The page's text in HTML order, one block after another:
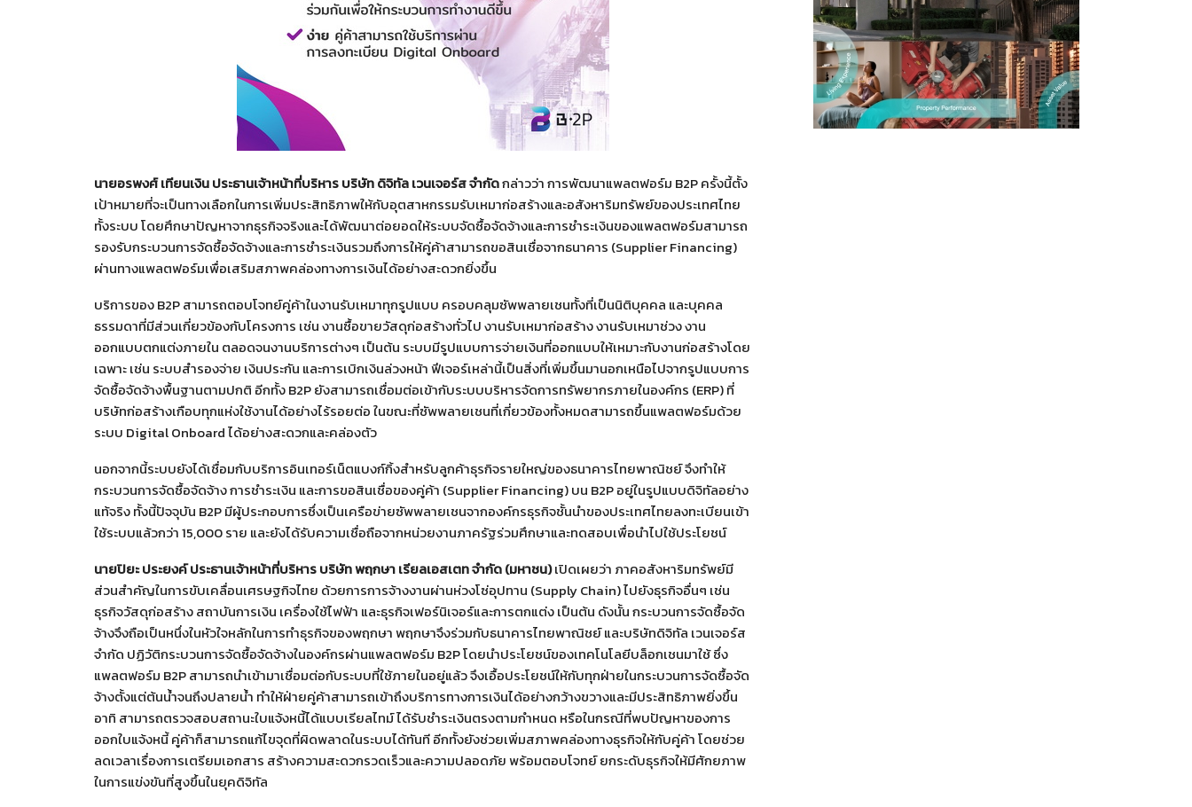
นายอรพงศ์ เทียนเงิน ประธานเจ้าหน้าที่บริหาร บริษัท ดิจิทัล เวนเจอร์ส จำกัดกล่าวว่า การพัฒนาแพลตฟอร์ม B2P ครั้งนี้ตั้ง
เป้าหมายที่จะเป็นทางเลือกในการเพิ่มประสิทธิภาพให้กับอุตสาหกรรมรับเหมาก่อสร้างและอสังหาริมทรัพย์ของประเทศไทย
ทั้งระบบ โดยศึกษาปัญหาจากธุรกิจจริงและได้พัฒนาต่อยอดให้ระบบจัดซื้อจัดจ้างและการชำระเงินของแพลตฟอร์มสามารถ
รองรับกระบวนการจัดซื้อจัดจ้างและการชำระเงินรวมถึงการให้คู่ค้าสามารถขอสินเชื่อจากธนาคาร (Supplier Financing)
ผ่านทางแพลตฟอร์มเพื่อเสริมสภาพคล่องทางการเงินได้อย่างสะดวกยิ่งขึ้น
บริการของ B2P สามารถตอบโจทย์คู่ค้าในงานรับเหมาทุกรูปแบบ ครอบคลุมซัพพลายเชนทั้งที่เป็นนิติบุคคล และบุคคล
ธรรมดาที่มีส่วนเกี่ยวข้องกับโครงการ เช่น งานซื้อขายวัสดุก่อสร้างทั่วไป งานรับเหมาก่อสร้าง งานรับเหมาช่วง งาน
ออกแบบตกแต่งภายใน ตลอดจนงานบริการต่างๆ เป็นต้น ระบบมีรูปแบบการจ่ายเงินที่ออกแบบให้เหมาะกับงานก่อสร้างโดย
เฉพาะ เช่น ระบบสำรองจ่าย เงินประกัน และการเบิกเงินล่วงหน้า ฟีเจอร์เหล่านี้เป็นสิ่งที่เพิ่มขึ้นมานอกเหนือไปจากรูปแบบการ
จัดซื้อจัดจ้างพื้นฐานตามปกติ อีกทั้ง B2P ยังสามารถเชื่อมต่อเข้ากับระบบบริหารจัดการทรัพยากรภายในองค์กร (ERP) ที่
บริษัทก่อสร้างเกือบทุกแห่งใช้งานได้อย่างไร้รอยต่อ ในขณะที่ซัพพลายเชนที่เกี่ยวข้องทั้งหมดสามารถขึ้นแพลตฟอร์มด้วย
ระบบ Digital Onboard ได้อย่างสะดวกและคล่องตัว
นอกจากนี้ระบบยังได้เชื่อมกับบริการอินเทอร์เน็ตแบงก์กิ้งสำหรับลูกค้าธุรกิจรายใหญ่ของธนาคารไทยพาณิชย์ จึงทำให้
กระบวนการจัดซื้อจัดจ้าง การชำระเงิน และการขอสินเชื่อของคู่ค้า (Supplier Financing) บน B2P อยู่ในรูปแบบดิจิทัลอย่าง
แท้จริง ทั้งนี้ปัจจุบัน B2P มีผู้ประกอบการซึ่งเป็นเครือข่ายซัพพลายเชนจากองค์กรธุรกิจชั้นนำของประเทศไทยลงทะเบียนเข้า
ใช้ระบบแล้วกว่า 15,000 ราย และยังได้รับความเชื่อถือจากหน่วยงานภาครัฐร่วมศึกษาและทดสอบเพื่อนำไปใช้ประโยชน์
นายปิยะ ประยงค์ ประธานเจ้าหน้าที่บริหาร บริษัท พฤกษา เรียลเอสเตท จำกัด (มหาชน)เปิดเผยว่า ภาคอสังหาริมทรัพย์มี
ส่วนสำคัญในการขับเคลื่อนเศรษฐกิจไทย ด้วยการการจ้างงานผ่านห่วงโซ่อุปทาน (Supply Chain) ไปยังธุรกิจอื่นๆ เช่น
ธุรกิจวัสดุก่อสร้าง สถาบันการเงิน เครื่องใช้ไฟฟ้า และธุรกิจเฟอร์นิเจอร์และการตกแต่ง เป็นต้น ดังนั้น กระบวนการจัดซื้อจัด
จ้างจึงถือเป็นหนึ่งในหัวใจหลักในการทำธุรกิจของพฤกษา พฤกษาจึงร่วมกับธนาคารไทยพาณิชย์ และบริษัทดิจิทัล เวนเจอร์ส
จำกัด ปฏิวัติกระบวนการจัดซื้อจัดจ้างในองค์กรผ่านแพลตฟอร์ม B2P โดยนำประโยชน์ของเทคโนโลยีบล็อกเชนมาใช้ ซึ่ง
แพลตฟอร์ม B2P สามารถนำเข้ามาเชื่อมต่อกับระบบที่ใช้ภายในอยู่แล้ว จึงเอื้อประโยชน์ให้กับทุกฝ่ายในกระบวนการจัดซื้อจัด
จ้างตั้งแต่ต้นน้ำจนถึงปลายน้ำ ทำให้ฝ่ายคู่ค้าสามารถเข้าถึงบริการทางการเงินได้อย่างกว้างขวางและมีประสิทธิภาพยิ่งขึ้น
อาทิ สามารถตรวจสอบสถานะใบแจ้งหนี้ได้แบบเรียลไทม์ ได้รับชำระเงินตรงตามกำหนด หรือในกรณีที่พบปัญหาของการ
ออกใบแจ้งหนี้ คู่ค้าก็สามารถแก้ไขจุดที่ผิดพลาดในระบบได้ทันที อีกทั้งยังช่วยเพิ่มสภาพคล่องทางธุรกิจให้กับคู่ค้า โดยช่วย
ลดเวลาเรื่องการเตรียมเอกสาร สร้างความสะดวกรวดเร็วและความปลอดภัย พร้อมตอบโจทย์ ยกระดับธุรกิจให้มีศักยภาพ
ในการแข่งขันที่สูงขึ้นในยุคดิจิทัล